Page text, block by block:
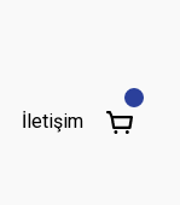
İletişim